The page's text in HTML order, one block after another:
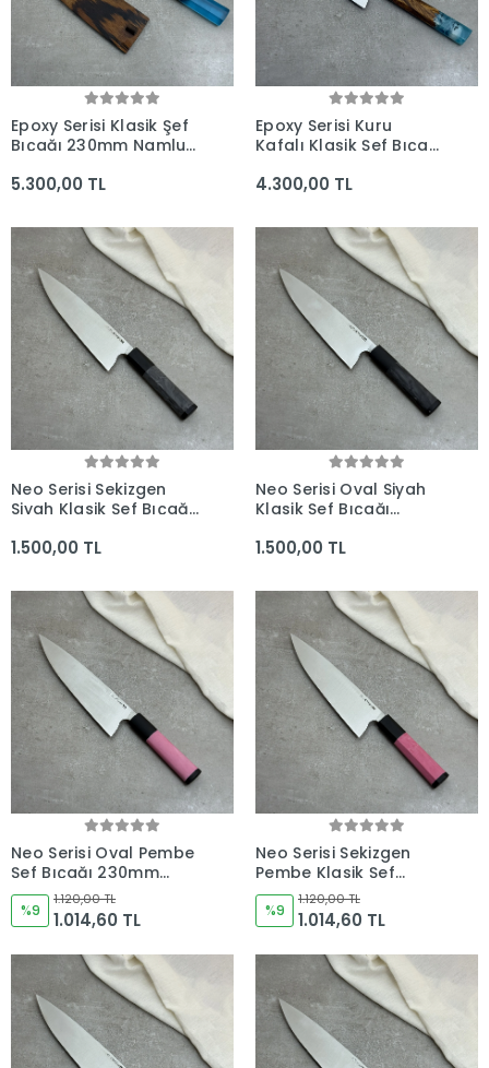
Epoxy Serisi Klasik Şef
Bıçağı 230mm Namlu
Kocakaya El Yapımı
5.300,00 TL
Epoxy Serisi Kuru
Kafalı Klasik Şef Bıçağı
Kocakaya El Yapımı
4.300,00 TL
Neo Serisi Sekizgen
Siyah Klasik Şef Bıçağı
Kocakaya El Yapımı
1.500,00 TL
Neo Serisi Oval Siyah
Klasik Şef Bıçağı
Kocakaya El Yapımı
1.500,00 TL
Neo Serisi Oval Pembe
Şef Bıçağı 230mm
Namlu - Kocakaya El
Yapımı Şef Bıçakları
%9
1.120,00 TL
1.014,60 TL
Neo Serisi Sekizgen
Pembe Klasik Şef
Bıçağı 230mm Namlu -
Kocakaya El Yapımı
Şef Bıçakları
%9
1.120,00 TL
1.014,60 TL